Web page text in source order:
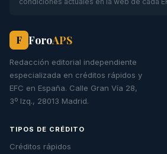
F ForoAPS
Redacción editorial independiente
especializada en créditos rápidos y
EFC en España. Calle Gran Vía 28,
3º Izq., 28013 Madrid.
TIPOS DE CRÉDITO
Créditos rápidos